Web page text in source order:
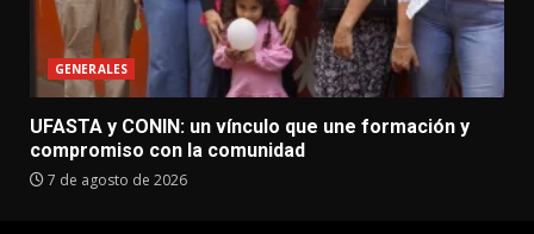
GENERALES
UFASTA y CONIN: un vínculo que une formación y
compromiso con la comunidad
7 de agosto de 2026